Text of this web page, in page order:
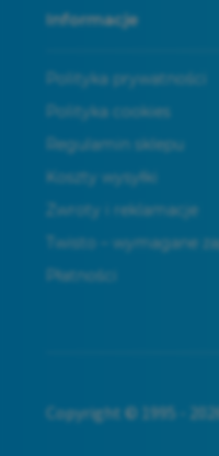
Informacje
Polityka prywatności
Polityka cookies
Regulamin sklepu
Koszty wysyłki
Zwroty i reklamacje
Twisto – wymagane
Płatności
Copyright © 1995 -